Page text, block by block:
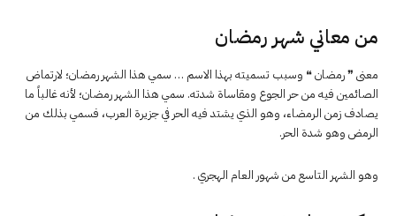
من معاني شهر رمضان
معنى ❞ رمضان ❝ وسبب تسميته بهذا الاسم … سمي هذا الشهر رمضان؛ لارتماض
الصائمين فيه من حر الجوع ومقاساة شدته. سمي هذا الشهر رمضان؛ لأنه غالباً ما
يصادف زمن الرمضاء، وهو الذي يشتد فيه الحر في جزيرة العرب، فسمي بذلك من
الرمض وهو شدة الحر.
وهو الشهر التاسع من شهور العام الهجري .